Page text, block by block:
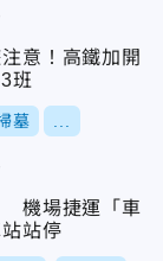
意！高鐵加開
班
墓
機場捷運「車
站停